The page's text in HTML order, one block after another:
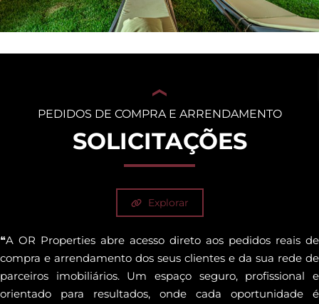
PEDIDOS DE COMPRA E ARRENDAMENTO
SOLICITAÇÕES
Explorar
❝A OR Properties abre acesso direto aos pedidos reais de
compra e arrendamento dos seus clientes e da sua rede de
parceiros imobiliários. Um espaço seguro, profissional e
orientado para resultados, onde cada oportunidade é